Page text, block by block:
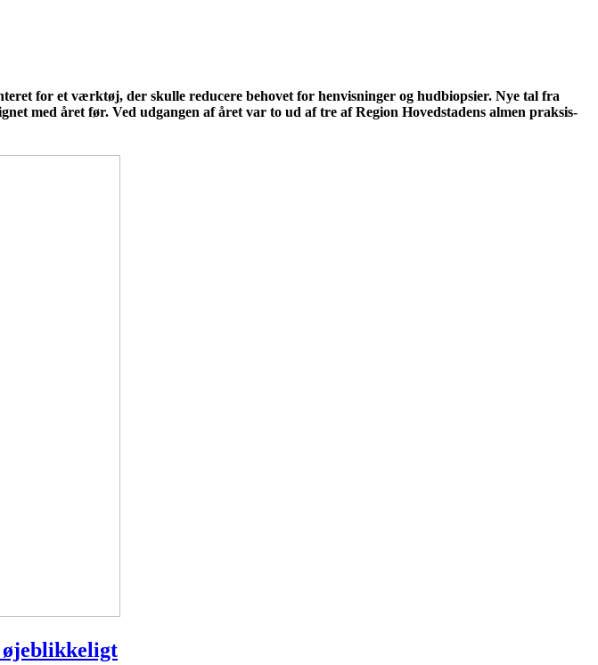
for et værktøj, der skulle reducere behovet for henvisninger og hudbiopsier. Nye tal fra
med året før. Ved udgangen af året var to ud af tre af Region Hovedstadens almen praksis-
øjeblikkeligt